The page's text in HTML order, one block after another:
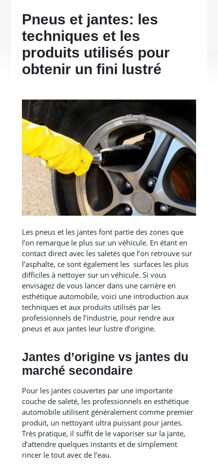
Pneus et jantes: les
techniques et les
produits utilisés pour
obtenir un fini lustré
Les pneus et les jantes font partie des zones que
l’on remarque le plus sur un véhicule. En étant en
contact direct avec les saletés que l’on retrouve sur
l’asphalte, ce sont également les surfaces les plus
difficiles à nettoyer sur un véhicule. Si vous
envisagez de vous lancer dans une carrière en
esthétique automobile, voici une introduction aux
techniques et aux produits utilisés par les
professionnels de l’industrie, pour rendre aux
pneus et aux jantes leur lustre d’origine.
Jantes d’origine vs jantes du
marché secondaire
Pour les jantes couvertes par une importante
couche de saleté, les professionnels en esthétique
automobile utilisent généralement comme premier
produit, un nettoyant ultra puissant pour jantes.
Très pratique, il suffit de le vaporiser sur la jante,
d’attendre quelques instants et de simplement
rincer le tout avec de l’eau.